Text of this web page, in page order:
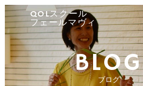
QOLスクール
フェールマヴィ
BLOG
ブログ